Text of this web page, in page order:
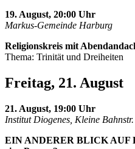
19. August, 20:00 Uhr
Markus-Gemeinde Harburg
Religionskreis mit
Thema: Trinität und Dreiheiten
Freitag, 21. August
21. August, 19:00 Uhr
Institut Diogenes, Kleine
EIN ANDERER BLICK AUF